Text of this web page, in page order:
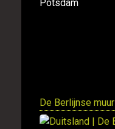
De Berlijnse muur